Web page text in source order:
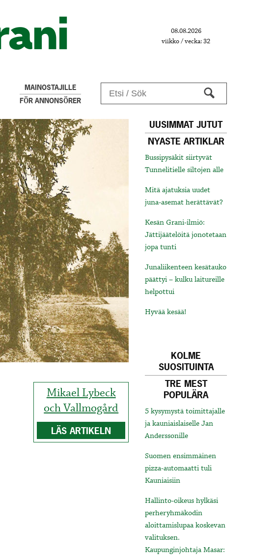
08.08.2026
viikko / vecka: 32
MAINOSTAJILLE
FÖR ANNONSÖRER
Mikael Lybeck
och Vallmogård
LÄS ARTIKELN
UUSIMMAT JUTUT
NYASTE ARTIKLAR
Bussipysäkit siirtyvät
Tunnelitielle siltojen alle
Mitä ajatuksia uudet
juna-asemat herättävät?
Kesän Grani-ilmiö:
Jättijäätelöitä jonotetaan
jopa tunti
Junaliikenteen kesätauko
päättyi – kulku laitureille
helpottui
Hyvää kesää!
KOLME
SUOSITUINTA
TRE MEST
POPULÄRA
5 kysymystä toimittajalle
ja kauniaislaiselle Jan
Anderssonille
Suomen ensimmäinen
pizza-automaatti tuli
Kauniaisiin
Hallinto-oikeus hylkäsi
perheryhmäkodin
aloittamislupaa koskevan
valituksen.
Kaupunginjohtaja Masar: